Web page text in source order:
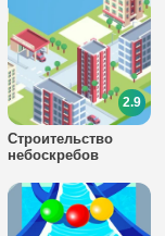
Строительство
небоскребов
2.9